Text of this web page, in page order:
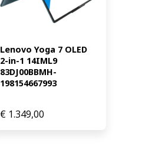
Lenovo Yoga 7 OLED
2-in-1 14IML9
83DJ00BBMH-
198154667993
€ 1.349,00